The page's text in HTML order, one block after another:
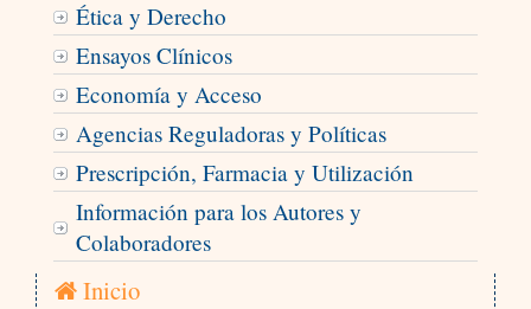
Ética y Derecho
Ensayos Clínicos
Economía y Acceso
Agencias Reguladoras y Políticas
Prescripción, Farmacia y Utilización
Información para los Autores y
Colaboradores
Inicio